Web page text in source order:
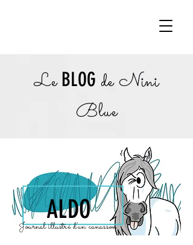
LeBLOG deNini
Blue
ALDO
Journal illustré d'un canasson